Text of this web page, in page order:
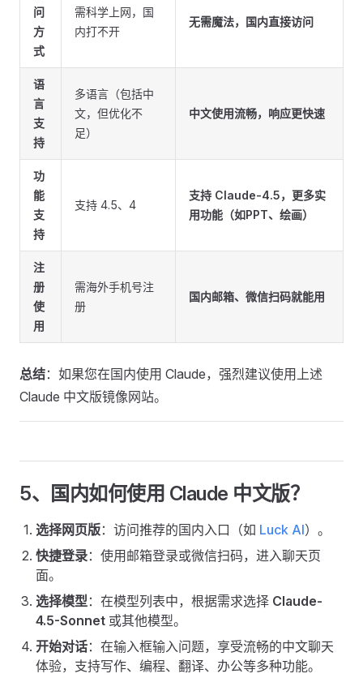
问
方
式
需科学上网，国
内打不开
无需魔法，国内直接访问
语
言
支
持
多语言（包括中
文，但优化不
足）
中文使用流畅，响应更快速
功
能
支
持
支持 4.5、4
支持 Claude-4.5，更多实
用功能（如PPT、绘画）
注
册
使
用
需海外手机号注
册
国内邮箱、微信扫码就能用
总结：如果您在国内使用 Claude，强烈建议使用上述
Claude 中文版镜像网站。
5、国内如何使用 Claude 中文版？
选择网页版：访问推荐的国内入口（如 Luck AI）。
快捷登录：使用邮箱登录或微信扫码，进入聊天页
面。
选择模型：在模型列表中，根据需求选择 Claude-
4.5-Sonnet 或其他模型。
开始对话：在输入框输入问题，享受流畅的中文聊天
体验，支持写作、编程、翻译、办公等多种功能。